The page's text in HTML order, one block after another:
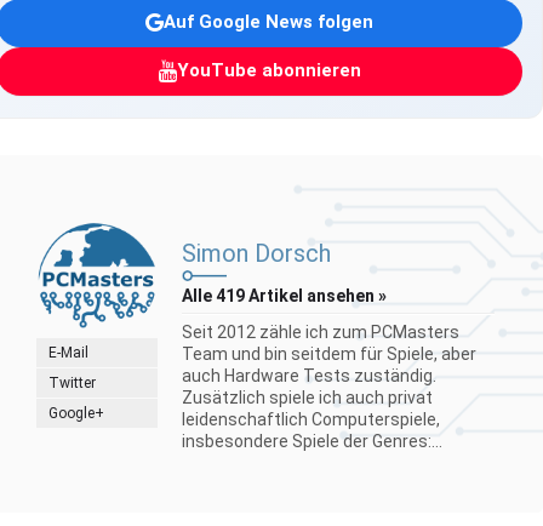
Auf Google News folgen
YouTube abonnieren
E-Mail
Twitter
Google+
Simon Dorsch
Alle 419 Artikel ansehen »
Seit 2012 zähle ich zum PCMasters
Team und bin seitdem für Spiele, aber
auch Hardware Tests zuständig.
Zusätzlich spiele ich auch privat
leidenschaftlich Computerspiele,
insbesondere Spiele der Genres:...